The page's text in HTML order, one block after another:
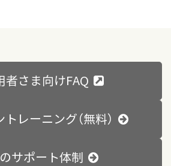
者さま向けFAQ
レーニング（無料）
サポート体制